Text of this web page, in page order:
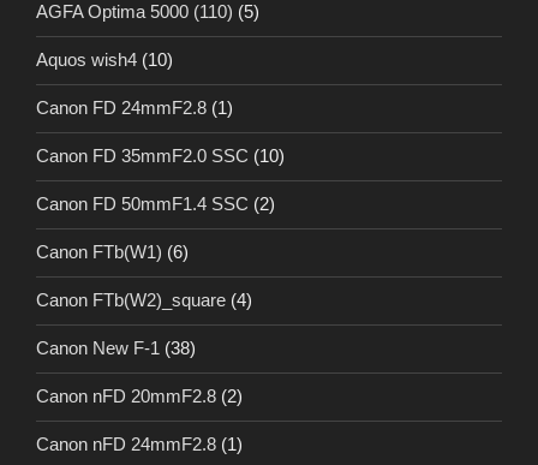
AGFA Optima 5000 (110) (5)
Aquos wish4 (10)
Canon FD 24mmF2.8 (1)
Canon FD 35mmF2.0 SSC (10)
Canon FD 50mmF1.4 SSC (2)
Canon FTb(W1) (6)
Canon FTb(W2)_square (4)
Canon New F-1 (38)
Canon nFD 20mmF2.8 (2)
Canon nFD 24mmF2.8 (1)